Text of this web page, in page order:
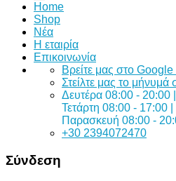
Home
Shop
Νέα
Η εταιρία
Επικοινωνία
Bρείτε μας στο
Στείλτε μας το μήνυμά
Δευτέρα 08:00 - 20:00
Τετάρτη 08:00 - 17:00
Παρασκευή 08:00 -
+30 2394072470
Σύνδεση